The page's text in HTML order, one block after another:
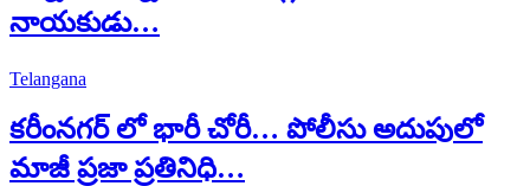
నాయకుడు…
Telangana
కరీంనగర్ లో భారీ చోరీ… పోలీసు అదుపులో
మాజీ ప్రజా ప్రతినిధి…